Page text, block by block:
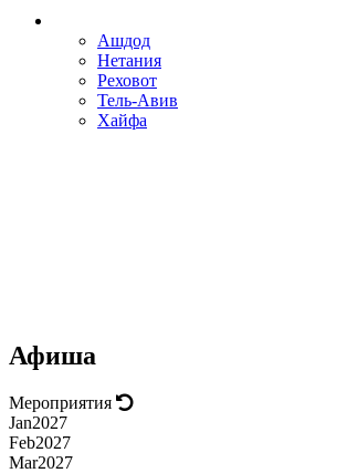
Ашдод
Нетания
Реховот
Тель-Авив
Хайфа
Афиша
Мероприятия
Jan2027
Feb2027
Mar2027